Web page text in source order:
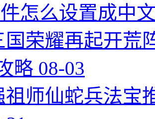
怎么设置成中
国荣耀再起开荒
略 08-03
祖师仙蛇兵法宝